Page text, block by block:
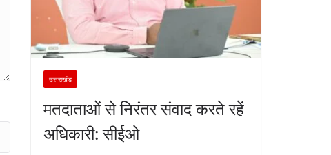
उत्तराखंड
मतदाताओं से निरंतर संवाद करते रहें
अधिकारी: सीईओ